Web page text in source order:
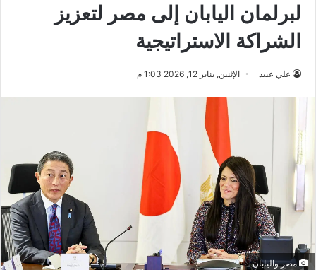
لبرلمان اليابان إلى مصر لتعزيز
الشراكة الاستراتيجية
علي عبيد الإثنين, يناير 12, 2026 1:03 م
مصر واليابان